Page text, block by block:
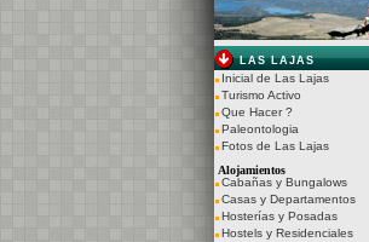
LAS LAJAS
Inicial de Las Lajas
Turismo Activo
Que Hacer ?
Paleontologia
Fotos de Las Lajas
Alojamientos
Cabañas y Bungalows
Casas y Departamentos
Hosterías y Posadas
Hostels y Residenciales